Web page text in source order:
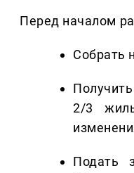
Перед началом
Собрать
2/3
Подать